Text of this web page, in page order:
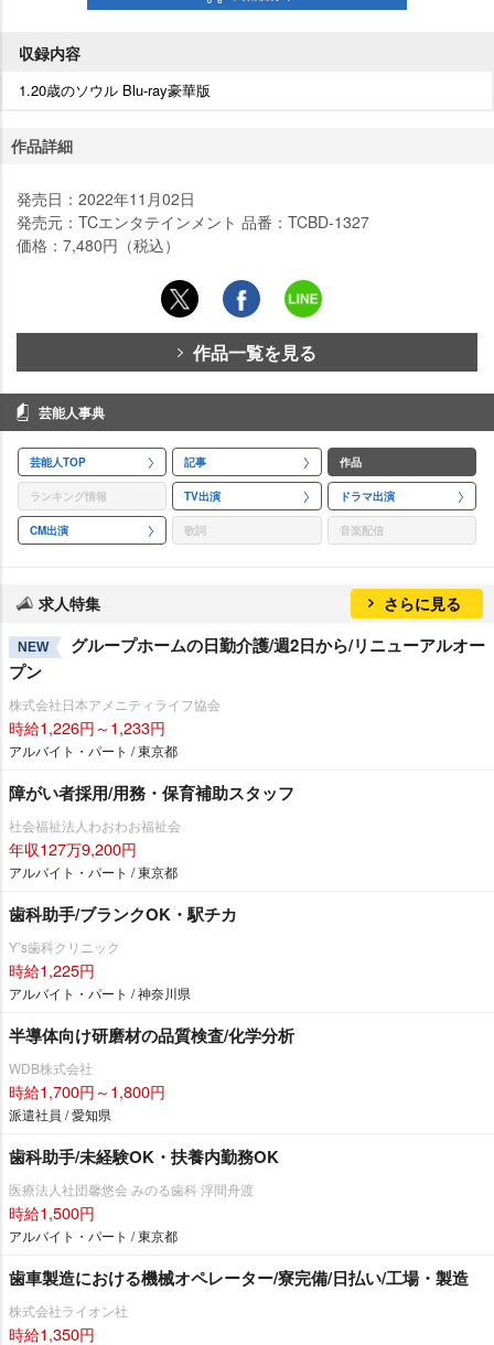
収録内容
1.20歳のソウル Blu-ray豪華版
作品詳細
発売日：2022年11月02日
発売元：TCエンタテインメント 品番：TCBD-1327
価格：7,480円（税込）
作品一覧を見る
芸能人事典
芸能人TOP 記事 作品
ランキング情報 TV出演 ドラマ出演
CM出演 歌詞 音楽配信
求人特集 さらに見る
NEW
グループホームの日勤介護/週2日から/リニューアルオー
プン
株式会社日本アメニティライフ協会
時給1,226円～1,233円
アルバイト・パート / 東京都
障がい者採用/用務・保育補助スタッフ
社会福祉法人わおわお福祉会
年収127万9,200円
アルバイト・パート / 東京都
歯科助手/ブランクOK・駅チカ
Y’s歯科クリニック
時給1,225円
アルバイト・パート / 神奈川県
半導体向け研磨材の品質検査/化学分析
WDB株式会社
時給1,700円～1,800円
派遣社員 / 愛知県
歯科助手/未経験OK・扶養内勤務OK
医療法人社団馨悠会 みのる歯科 浮間舟渡
時給1,500円
アルバイト・パート / 東京都
歯車製造における機械オペレーター/寮完備/日払い/工場・製造
株式会社ライオン社
時給1,350円